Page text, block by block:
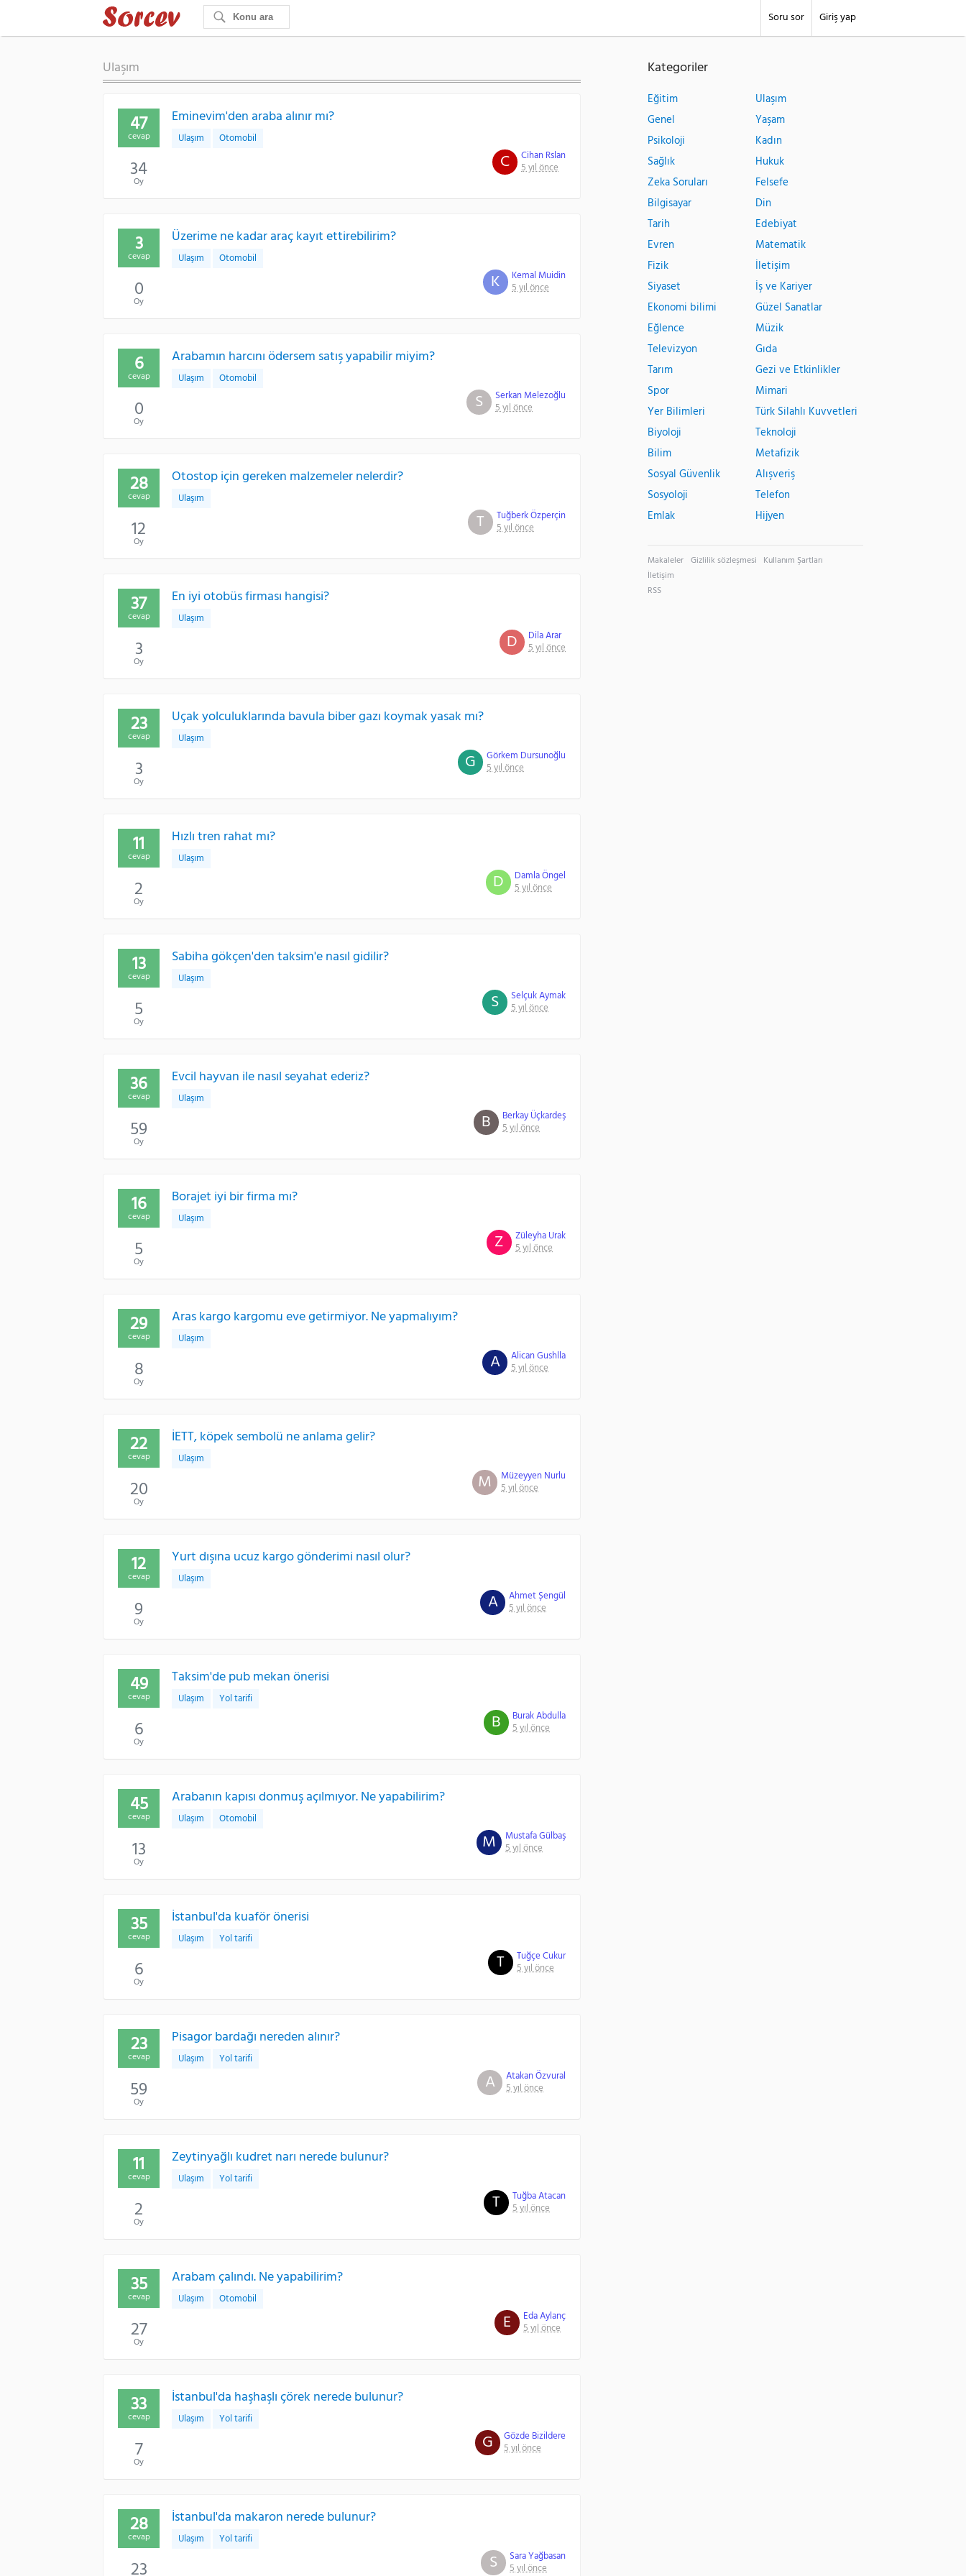
Giriş yap
Soru sor
Ulaşım
Eminevim'den araba alınır mı?
Ulaşım Otomobil
C
Cihan Rslan
5 yıl önce
47
cevap
34
Oy
Üzerime ne kadar araç kayıt ettirebilirim?
Ulaşım Otomobil
K
Kemal Muidin
5 yıl önce
3
cevap
0
Oy
Arabamın harcını ödersem satış yapabilir miyim?
Ulaşım Otomobil
S
Serkan Melezoğlu
5 yıl önce
6
cevap
0
Oy
Otostop için gereken malzemeler nelerdir?
Ulaşım
T
Tuğberk Özperçin
5 yıl önce
28
cevap
12
Oy
En iyi otobüs firması hangisi?
Ulaşım
D
Dila Arar
5 yıl önce
37
cevap
3
Oy
Uçak yolculuklarında bavula biber gazı koymak yasak mı?
Ulaşım
G
Görkem Dursunoğlu
5 yıl önce
23
cevap
3
Oy
Hızlı tren rahat mı?
Ulaşım
D
Damla Öngel
5 yıl önce
11
cevap
2
Oy
Sabiha gökçen'den taksim'e nasıl gidilir?
Ulaşım
S
Selçuk Aymak
5 yıl önce
13
cevap
5
Oy
Evcil hayvan ile nasıl seyahat ederiz?
Ulaşım
B
Berkay Üçkardeş
5 yıl önce
36
cevap
59
Oy
Borajet iyi bir firma mı?
Ulaşım
Z
Züleyha Urak
5 yıl önce
16
cevap
5
Oy
Aras kargo kargomu eve getirmiyor. Ne yapmalıyım?
Ulaşım
A
Alican Gushlla
5 yıl önce
29
cevap
8
Oy
İETT, köpek sembolü ne anlama gelir?
Ulaşım
M
Müzeyyen Nurlu
5 yıl önce
22
cevap
20
Oy
Yurt dışına ucuz kargo gönderimi nasıl olur?
Ulaşım
A
Ahmet Şengül
5 yıl önce
12
cevap
9
Oy
Taksim'de pub mekan önerisi
Ulaşım Yol tarifi
B
Burak Abdulla
5 yıl önce
49
cevap
6
Oy
Arabanın kapısı donmuş açılmıyor. Ne yapabilirim?
Ulaşım Otomobil
M
Mustafa Gülbaş
5 yıl önce
45
cevap
13
Oy
İstanbul'da kuaför önerisi
Ulaşım Yol tarifi
T
Tuğçe Cukur
5 yıl önce
35
cevap
6
Oy
Pisagor bardağı nereden alınır?
Ulaşım Yol tarifi
A
Atakan Özvural
5 yıl önce
23
cevap
59
Oy
Zeytinyağlı kudret narı nerede bulunur?
Ulaşım Yol tarifi
T
Tuğba Atacan
5 yıl önce
11
cevap
2
Oy
Arabam çalındı. Ne yapabilirim?
Ulaşım Otomobil
E
Eda Aylanç
5 yıl önce
35
cevap
27
Oy
İstanbul'da haşhaşlı çörek nerede bulunur?
Ulaşım Yol tarifi
G
Gözde Bizildere
5 yıl önce
33
cevap
7
Oy
İstanbul'da makaron nerede bulunur?
Ulaşım Yol tarifi
S
Sara Yağbasan
5 yıl önce
28
cevap
23
Kategoriler
Eğitim
Ulaşım
Genel
Yaşam
Psikoloji
Kadın
Sağlık
Hukuk
Zeka Soruları
Felsefe
Bilgisayar
Din
Tarih
Edebiyat
Evren
Matematik
Fizik
İletişim
Siyaset
İş ve Kariyer
Ekonomi bilimi
Güzel Sanatlar
Eğlence
Müzik
Televizyon
Gıda
Tarım
Gezi ve Etkinlikler
Spor
Mimari
Yer Bilimleri
Türk Silahlı Kuvvetleri
Biyoloji
Teknoloji
Bilim
Metafizik
Sosyal Güvenlik
Alışveriş
Sosyoloji
Telefon
Emlak
Hijyen
Makaleler Gizlilik sözleşmesi Kullanım Şartları
İletişim
RSS